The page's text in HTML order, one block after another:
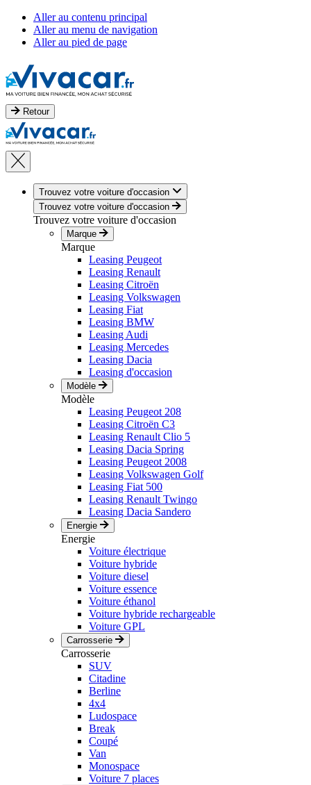
Aller au contenu principal
Aller au menu de navigation
Aller au pied de page
Retour
Trouvez votre voiture d'occasion
Trouvez votre voiture d'occasion
Trouvez votre voiture d'occasion
Marque
Marque
Leasing Peugeot
Leasing Renault
Leasing Citroën
Leasing Volkswagen
Leasing Fiat
Leasing BMW
Leasing Audi
Leasing Mercedes
Leasing Dacia
Leasing d'occasion
Modèle
Modèle
Leasing Peugeot 208
Leasing Citroën C3
Leasing Renault Clio 5
Leasing Dacia Spring
Leasing Peugeot 2008
Leasing Volkswagen Golf
Leasing Fiat 500
Leasing Renault Twingo
Leasing Dacia Sandero
Energie
Energie
Voiture électrique
Voiture hybride
Voiture diesel
Voiture essence
Voiture éthanol
Voiture hybride rechargeable
Voiture GPL
Carrosserie
Carrosserie
SUV
Citadine
Berline
4x4
Ludospace
Break
Coupé
Van
Monospace
Voiture 7 places